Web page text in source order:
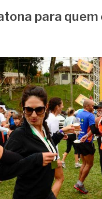
para